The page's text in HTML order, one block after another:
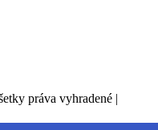
práva vyhradené |